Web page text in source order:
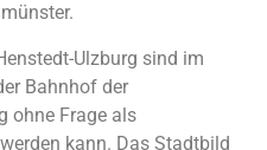
Ulzburg sind im
Bahnhof der
ohne Frage als
kann. Das Stadtbild